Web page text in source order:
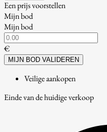
Een prijs voorstellen
Mijn bod
Mijn bod
€
MIJN BOD VALIDEREN
Veilige aankopen
Einde van de huidige verkoop